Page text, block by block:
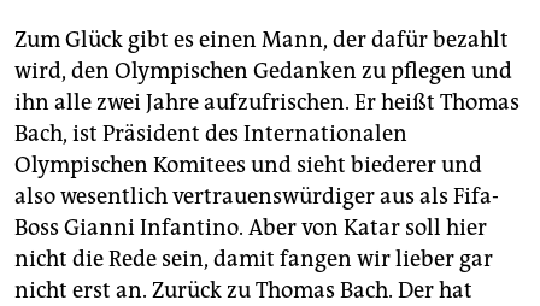
Zum Glück gibt es einen Mann, der dafür bezahlt
wird, den Olympischen Gedanken zu pflegen und
ihn alle zwei Jahre aufzufrischen. Er heißt Thomas
Bach, ist Präsident des Internationalen
Olympischen Komitees und sieht biederer und
also wesentlich vertrauenswürdiger aus als Fifa-
Boss Gianni Infantino. Aber von Katar soll hier
nicht die Rede sein, damit fangen wir lieber gar
nicht erst an. Zurück zu Thomas Bach. Der hat